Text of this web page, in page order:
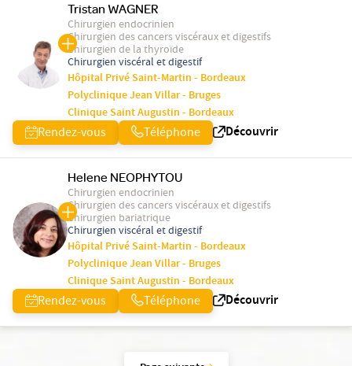
Tristan WAGNER
Chirurgien endocrinien
Chirurgien des cancers viscéraux et digestifs
Chirurgien de la thyroïde
Chirurgien viscéral et digestif
Hôpital Privé Saint-Martin - Bordeaux
Polyclinique Jean Villar - Bruges
Clinique Saint Augustin - Bordeaux
Rendez-vous Téléphone Découvrir
Helene NEOPHYTOU
Chirurgien endocrinien
Chirurgien des cancers viscéraux et digestifs
Chirurgien bariatrique
Chirurgien viscéral et digestif
Hôpital Privé Saint-Martin - Bordeaux
Polyclinique Jean Villar - Bruges
Clinique Saint Augustin - Bordeaux
Rendez-vous Téléphone Découvrir